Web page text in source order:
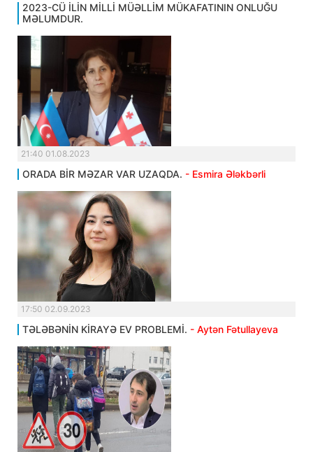
2023-CÜ İLİN MİLLİ MÜƏLLİM MÜKAFATININ ONLUĞU
MƏLUMDUR.
21:40 01.08.2023
ORADA BİR MƏZAR VAR UZAQDA. - Esmira Ələkbərli
17:50 02.09.2023
TƏLƏBƏNİN KİRAYƏ EV PROBLEMİ. - Aytən Fətullayeva